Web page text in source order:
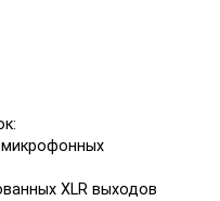
XLR выходов